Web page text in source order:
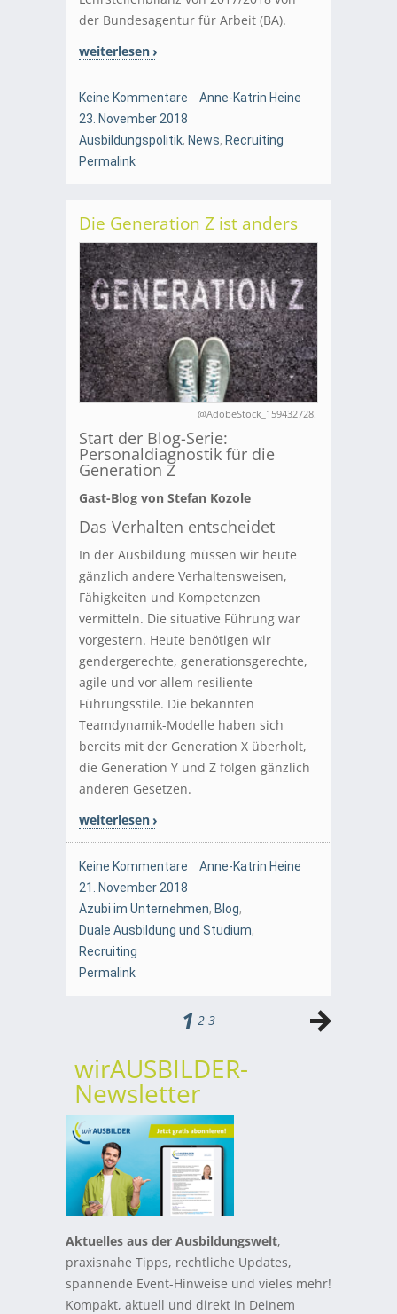
der Bundesagentur für Arbeit (BA).
weiterlesen
Keine Kommentare
Anne-Katrin Heine
23. November 2018
Ausbildungspolitik, News, Recruiting
Permalink
Die Generation Z ist anders
@AdobeStock_159432728.
Start der Blog-Serie:
Personaldiagnostik für die
Generation Z
Gast-Blog von Stefan Kozole
Das Verhalten entscheidet
In der Ausbildung müssen wir heute
gänzlich andere Verhaltensweisen,
Fähigkeiten und Kompetenzen
vermitteln. Die situative Führung war
vorgestern. Heute benötigen wir
gendergerechte, generationsgerechte,
agile und vor allem resiliente
Führungsstile. Die bekannten
Teamdynamik-Modelle haben sich
bereits mit der Generation X überholt,
die Generation Y und Z folgen gänzlich
anderen Gesetzen.
weiterlesen
Keine Kommentare
Anne-Katrin Heine
21. November 2018
Azubi im Unternehmen, Blog,
Duale Ausbildung und Studium,
Recruiting
Permalink
1 2 3
wirAUSBILDER-
Newsletter
Aktuelles aus der Ausbildungswelt,
praxisnahe Tipps, rechtliche Updates,
spannende Event-Hinweise und vieles mehr!
Kompakt, aktuell und direkt in Deinem